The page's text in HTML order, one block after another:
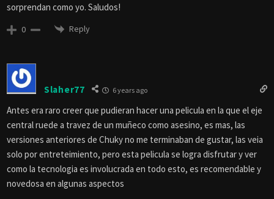
sorprendan como yo. Saludos!
0 Reply
Slaher77 6 years ago
Antes era raro creer que pudieran hacer una pelicula en la que el eje
central ruede a travez de un muñeco como asesino, es mas, las
versiones anteriores de Chuky no me terminaban de gustar, las veia
solo por entreteimiento, pero esta pelicula se logra disfrutar y ver
como la tecnologia es involucrada en todo esto, es recomendable y
novedosa en algunas aspectos